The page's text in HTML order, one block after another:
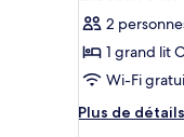
Suite
Junior,
jets,
vue
toutes
les
photos
pour
ce
2
1 grand lit
Wi-Fi
Plus de détails
Plus